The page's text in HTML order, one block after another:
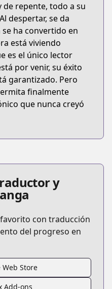
repente, todo a su
despertar, se da
ha convertido en
está viviendo
es el único lector
por venir, su éxito
garantizado. Pero
finalmente
que nunca creyó
y
con traducción
del progreso en
Web Store
Add-ons